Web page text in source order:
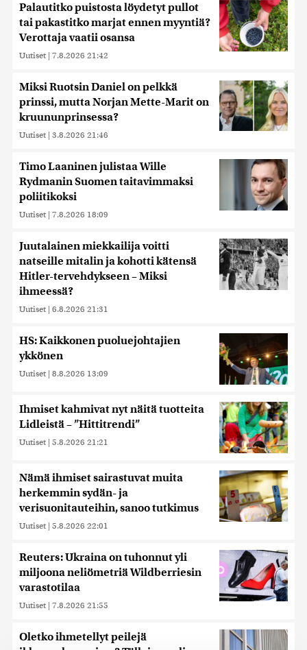
Palautitko puistosta löydetyt pullot
tai pakastitko marjat ennen myyntiä?
Verottaja vaatii osansa
Uutiset | 7.8.2026 21:42
Miksi Ruotsin Daniel on pelkkä
prinssi, mutta Norjan Mette-Marit on
kruununprinsessa?
Uutiset | 3.8.2026 21:46
Timo Laaninen julistaa Wille
Rydmanin Suomen taitavimmaksi
poliitikoksi
Uutiset | 7.8.2026 18:09
Juutalainen miekkailija voitti
natseille mitalin ja kohotti kätensä
Hitler-tervehdykseen – Miksi
ihmeessä?
Uutiset | 6.8.2026 21:31
HS: Kaikkonen puoluejohtajien
ykkönen
Uutiset | 8.8.2026 13:09
Ihmiset kahmivat nyt näitä tuotteita
Lidleistä – ”Hittitrendi”
Uutiset | 5.8.2026 21:21
Nämä ihmiset sairastuvat muita
herkemmin sydän- ja
verisuonitauteihin, sanoo tutkimus
Uutiset | 5.8.2026 22:01
Reuters: Ukraina on tuhonnut yli
miljoona neliömetriä Wildberriesin
varastotilaa
Uutiset | 7.8.2026 21:55
Oletko ihmetellyt peilejä